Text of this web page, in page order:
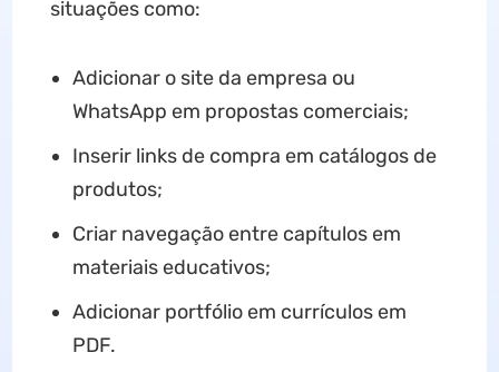
situações como:
Adicionar o site da empresa ou
WhatsApp em propostas comerciais;
Inserir links de compra em catálogos de
produtos;
Criar navegação entre capítulos em
materiais educativos;
Adicionar portfólio em currículos em
PDF.